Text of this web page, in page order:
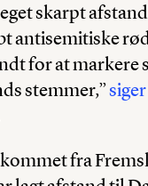
skarpt
antisemitiske
for at markere
stemmer,”
fra